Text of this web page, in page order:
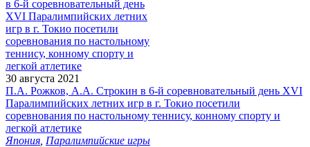
30 августа 2021
П.А. Рожков, А.А. Строкин в 6-й соревновательный день XVI
Паралимпийских летних игр в г. Токио посетили
соревнования по настольному теннису, конному спорту и
легкой атлетике
Япония Паралимпийские игры